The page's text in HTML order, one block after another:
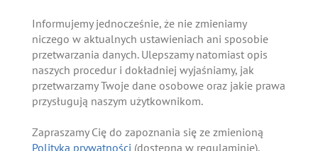
Informujemy jednocześnie, że nie zmieniamy
niczego w aktualnych ustawieniach ani sposobie
przetwarzania danych. Ulepszamy natomiast opis
naszych procedur i dokładniej wyjaśniamy, jak
przetwarzamy Twoje dane osobowe oraz jakie prawa
przysługują naszym użytkownikom.
Zapraszamy Cię do zapoznania się ze zmienioną
Polityką prywatności (dostępną w regulaminie).